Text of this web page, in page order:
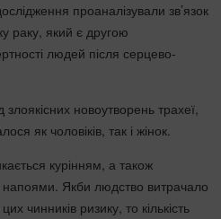
проаналізували зв’язок
раку, який є другою
людей після серцево-
новоутворень трахеї,
як чоловіків, так і жінок.
курінням, а також
Якби людство витрачало
чинників ризику, то кількість